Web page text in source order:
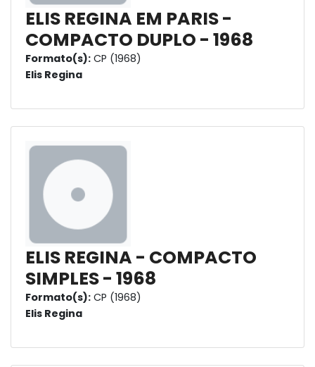
ELIS REGINA EM PARIS -
COMPACTO DUPLO - 1968
Formato(s): CP (1968)
Elis Regina
ELIS REGINA - COMPACTO
SIMPLES - 1968
Formato(s): CP (1968)
Elis Regina